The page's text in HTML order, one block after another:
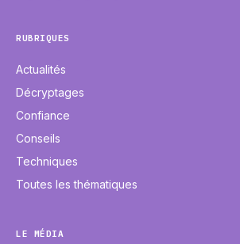
RUBRIQUES
Actualités
Décryptages
Confiance
Conseils
Techniques
Toutes les thématiques
LE MÉDIA